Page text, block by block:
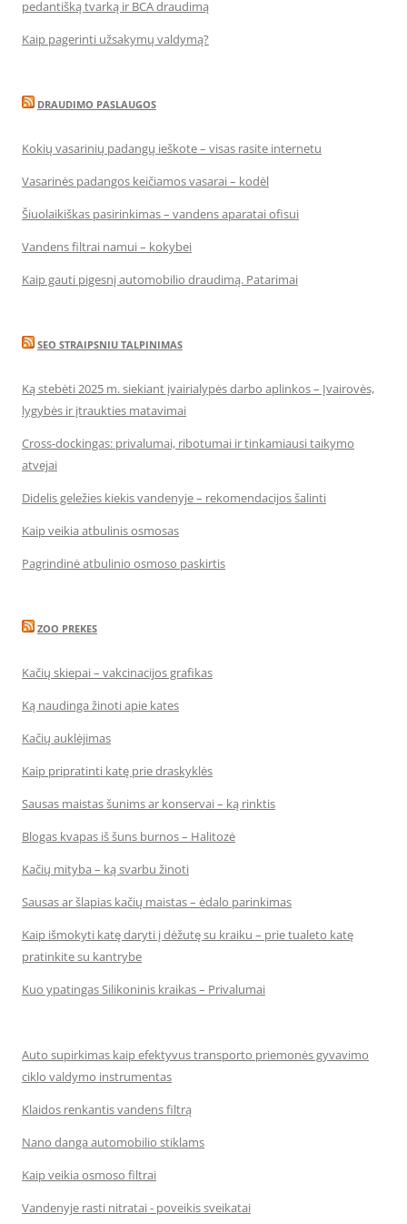
pedantišką tvarką ir BCA draudimą
Kaip pagerinti užsakymų valdymą?
DRAUDIMO PASLAUGOS
Kokių vasarinių padangų ieškote – visas rasite internetu
Vasarinės padangos keičiamos vasarai – kodėl
Šiuolaikiškas pasirinkimas – vandens aparatai ofisui
Vandens filtrai namui – kokybei
Kaip gauti pigesnį automobilio draudimą. Patarimai
SEO STRAIPSNIU TALPINIMAS
Ką stebėti 2025 m. siekiant įvairialypės darbo aplinkos – Įvairovės,
lygybės ir įtraukties matavimai
Cross-dockingas: privalumai, ribotumai ir tinkamiausi taikymo
atvejai
Didelis geležies kiekis vandenyje – rekomendacijos šalinti
Kaip veikia atbulinis osmosas
Pagrindinė atbulinio osmoso paskirtis
ZOO PREKES
Kačių skiepai – vakcinacijos grafikas
Ką naudinga žinoti apie kates
Kačių auklėjimas
Kaip pripratinti katę prie draskyklės
Sausas maistas šunims ar konservai – ką rinktis
Blogas kvapas iš šuns burnos – Halitozė
Kačių mityba – ką svarbu žinoti
Sausas ar šlapias kačių maistas – ėdalo parinkimas
Kaip išmokyti katę daryti į dėžutę su kraiku – prie tualeto katę
pratinkite su kantrybe
Kuo ypatingas Silikoninis kraikas – Privalumai
Auto supirkimas kaip efektyvus transporto priemonės gyvavimo
ciklo valdymo instrumentas
Klaidos renkantis vandens filtrą
Nano danga automobilio stiklams
Kaip veikia osmoso filtrai
Vandenyje rasti nitratai - poveikis sveikatai